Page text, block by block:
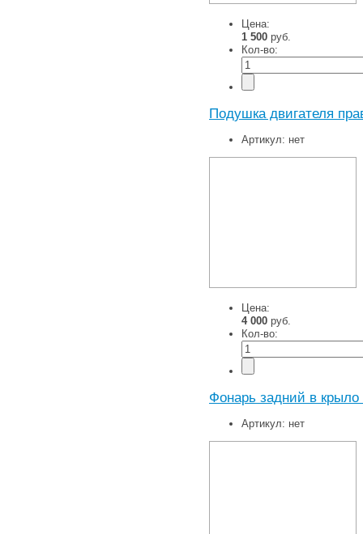
Цена:
1 500 руб.
Кол-во:
Подушка двигателя
Артикул: нет
Цена:
4 000 руб.
Кол-во:
Фонарь задний в
Артикул: нет